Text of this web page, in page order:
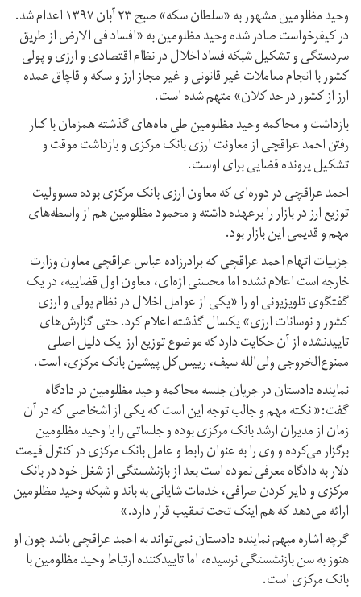
وحید مظلومین مشهور به «سلطان سکه» صبح ۲۳ آبان ۱۳۹۷ اعدام شد.
در کیفرخواست صادر شده وحید مظلومین به «افساد فی الارض از طریق
سردستگی و تشکیل شبکه فساد اخلال در نظام اقتصادی و ارزی و پولی
کشور با انجام معاملات غیر قانونی و غیر مجاز ارز و سکه و قاچاق عمده
ارز از کشور در حد کلان» متهم شده است.
بازداشت و محاکمه وحید مظلومین طی ماه‌های گذشته همزمان با کنار
رفتن احمد عراقچی از معاونت ارزی بانک مرکزی و بازداشت موقت و
تشکیل پرونده قضایی برای اوست.
احمد عراقچی در دوره‌ای که معاون ارزی بانک مرکزی بوده مسوولیت
توزیع ارز در بازار را برعهده داشته و محمود مظلومین هم از واسطه‌های
مهم و قدیمی این بازار بود.
جزییات اتهام احمد عراقچی که برادرزاده عباس عراقچی معاون وزارت
خارجه است اعلام نشده اما محسنی اژه‌ای، معاون اول قضاییه، در یک
گفتگوی تلویزیونی او را «یکی از عوامل اخلال در نظام پولی و ارزی
کشور و نوسانات ارزی» یکسال گذشته اعلام کرد. حتی گزارش‌های
تاییدنشده از آن حکایت دارد که موضوع توزیع ارز یک دلیل اصلی
ممنوع‌الخروجی ولی‌الله‌ سیف، رییس‌کل پیشین بانک مرکزی، است.
نماینده دادستان در جریان جلسه محاکمه وحید مظلومین در دادگاه
گفت:« نکته مهم و جالب توجه این است که یکی از اشخاصی که در آن
زمان از مدیران ارشد بانک مرکزی بوده و جلساتی را با وحید مظلومین
برگزار می‌کرده و وی را به عنوان رابط و عامل بانک مرکزی در کنترل قیمت
دلار به دادگاه معرفی نموده است بعد از بازنشستگی از شغل خود در بانک
مرکزی و دایر کردن صرافی، خدمات شایانی به باند و شبکه وحید مظلومین
ارائه می‌دهد که هم اینک تحت تعقیب قرار دارد.»
گرچه اشاره مبهم نماینده دادستان نمی‌تواند به احمد عراقچی باشد چون او
هنوز به سن بازنشستگی نرسیده،‌ اما تاییدکننده ارتباط وحید مظلومین با
بانک مرکزی است.